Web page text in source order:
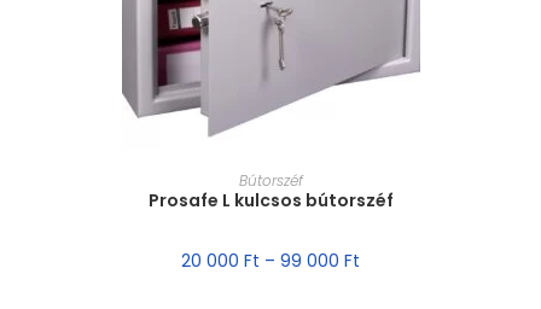
MÉRET VÁLASZTÁSA
Bútorszéf
Prosafe L kulcsos bútorszéf
20 000 Ft – 99 000 Ft